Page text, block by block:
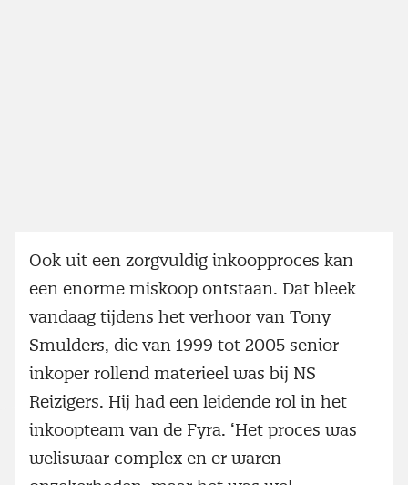
Ook uit een zorgvuldig inkoopproces kan
een enorme miskoop ontstaan. Dat bleek
vandaag tijdens het verhoor van Tony
Smulders, die van 1999 tot 2005 senior
inkoper rollend materieel was bij NS
Reizigers. Hij had een leidende rol in het
inkoopteam van de Fyra. ‘Het proces was
weliswaar complex en er waren